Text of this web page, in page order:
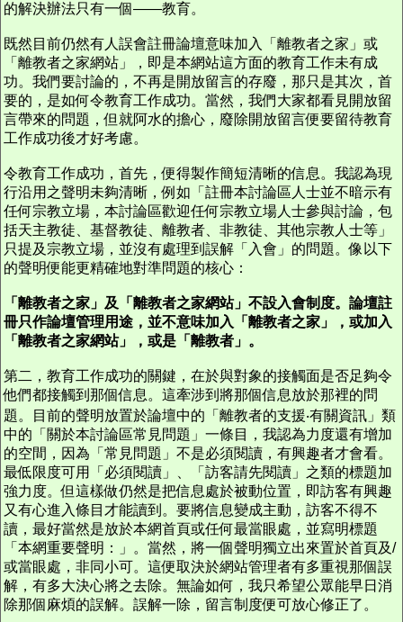
的解決辦法只有一個——教育。
既然目前仍然有人誤會註冊論壇意味加入「離教者之家」或
「離教者之家網站」，即是本網站這方面的教育工作未有成
功。我們要討論的，不再是開放留言的存廢，那只是其次，首
要的，是如何令教育工作成功。當然，我們大家都看見開放留
言帶來的問題，但就阿水的擔心，廢除開放留言便要留待教育
工作成功後才好考慮。
令教育工作成功，首先，便得製作簡短清晰的信息。我認為現
行沿用之聲明未夠清晰，例如「註冊本討論區人士並不暗示有
任何宗教立場，本討論區歡迎任何宗教立場人士參與討論，包
括天主教徒、基督教徒、離教者、非教徒、其他宗教人士等」
只提及宗教立場，並沒有處理到誤解「入會」的問題。像以下
的聲明便能更精確地對準問題的核心：
「離教者之家」及「離教者之家網站」不設入會制度。論壇註
冊只作論壇管理用途，並不意味加入「離教者之家」，或加入
「離教者之家網站」，或是「離教者」。
第二，教育工作成功的關鍵，在於與對象的接觸面是否足夠令
他們都接觸到那個信息。這牽涉到將那個信息放於那裡的問
題。目前的聲明放置於論壇中的「離教者的支援‧有關資訊」類
中的「關於本討論區常見問題」一條目，我認為力度還有增加
的空間，因為「常見問題」不是必須閱讀，有興趣者才會看。
最低限度可用「必須閱讀」、「訪客請先閱讀」之類的標題加
強力度。但這樣做仍然是把信息處於被動位置，即訪客有興趣
又有心進入條目才能讀到。要將信息變成主動，訪客不得不
讀，最好當然是放於本網首頁或任何最當眼處，並寫明標題
「本網重要聲明：」。當然，將一個聲明獨立出來置於首頁及/
或當眼處，非同小可。這便取決於網站管理者有多重視那個誤
解，有多大決心將之去除。無論如何，我只希望公眾能早日消
除那個麻煩的誤解。誤解一除，留言制度便可放心修正了。